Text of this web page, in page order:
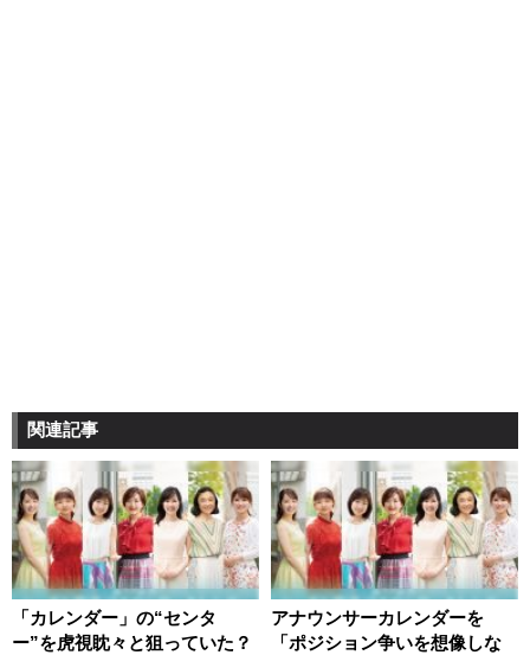
関連記事
「カレンダー」の“センタ
ー”を虎視眈々と狙っていた？
アナウンサーカレンダーを
「ポジション争いを想像しな